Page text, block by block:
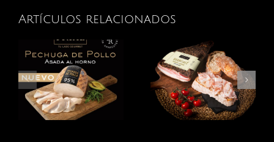
Artículos relacionados